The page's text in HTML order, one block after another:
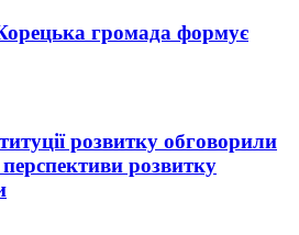
громада формує
розвитку обговорили
розвитку